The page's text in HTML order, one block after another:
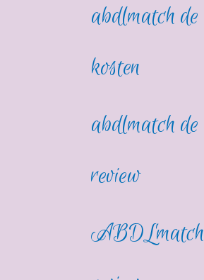
abdlmatch de
kosten
abdlmatch de
review
ABDLmatch